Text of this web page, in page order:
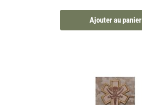
Ajouter au panier